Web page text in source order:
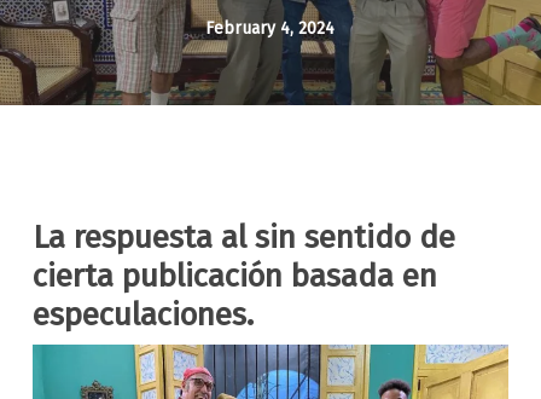
February 4, 2024
La respuesta al sin sentido de
cierta publicación basada en
especulaciones.